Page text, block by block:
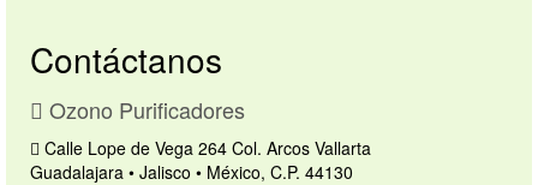
Contáctanos
Ozono Purificadores
Calle Lope de Vega 264 Col. Arcos Vallarta
Guadalajara • Jalisco • México, C.P. 44130